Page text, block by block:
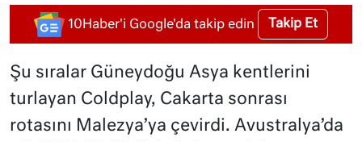
10Haber'i Google'da takip edin Takip Et
Şu sıralar Güneydoğu Asya kentlerini
turlayan Coldplay, Cakarta sonrası
rotasını Malezya’ya çevirdi. Avustralya’da